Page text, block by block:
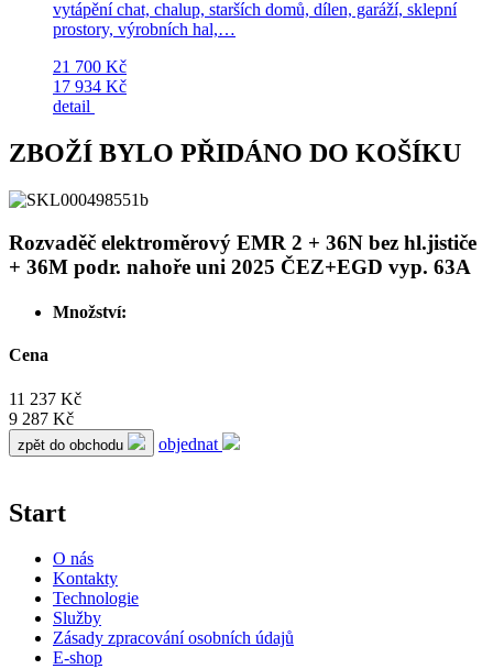
vytápění chat, chalup, starších domů, dílen, garáží, sklepní
prostory, výrobních hal,…
21 700 Kč
17 934 Kč
detail
ZBOŽÍ BYLO PŘIDÁNO DO KOŠÍKU
Rozvaděč elektroměrový EMR 2 + 36N bez hl.jističe
+ 36M podr. nahoře uni 2025 ČEZ+EGD vyp. 63A
Množství:
Cena
11 237 Kč
9 287 Kč
zpět do obchodu objednat
Start
O nás
Kontakty
Technologie
Služby
Zásady zpracování osobních údajů
E-shop